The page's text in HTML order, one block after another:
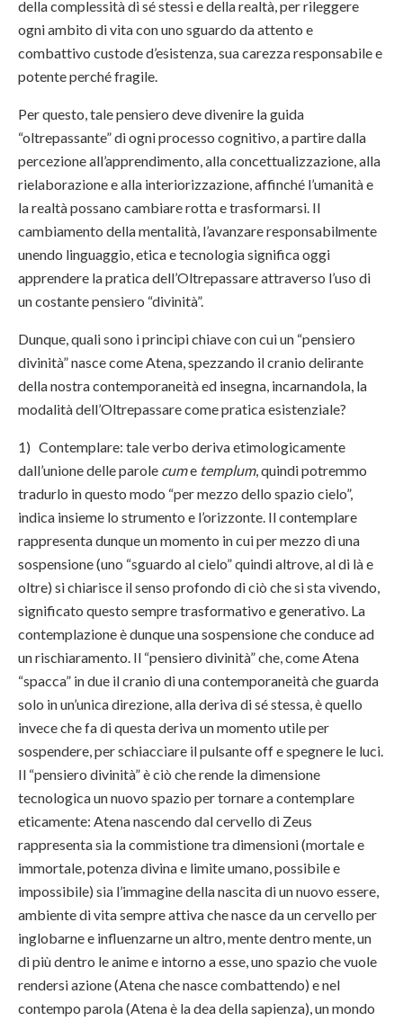
della complessità di sé stessi e della realtà, per rileggere
ogni ambito di vita con uno sguardo da attento e
combattivo custode d’esistenza, sua carezza responsabile e
potente perché fragile.
Per questo, tale pensiero deve divenire la guida
“oltrepassante” di ogni processo cognitivo, a partire dalla
percezione all’apprendimento, alla concettualizzazione, alla
rielaborazione e alla interiorizzazione, affinché l’umanità e
la realtà possano cambiare rotta e trasformarsi. Il
cambiamento della mentalità, l’avanzare responsabilmente
unendo linguaggio, etica e tecnologia significa oggi
apprendere la pratica dell’Oltrepassare attraverso l’uso di
un costante pensiero “divinità”.
Dunque, quali sono i principi chiave con cui un “pensiero
divinità” nasce come Atena, spezzando il cranio delirante
della nostra contemporaneità ed insegna, incarnandola, la
modalità dell’Oltrepassare come pratica esistenziale?
1) Contemplare: tale verbo deriva etimologicamente
dall’unione delle parole cume templum, quindi potremmo
tradurlo in questo modo “per mezzo dello spazio cielo”,
indica insieme lo strumento e l’orizzonte. Il contemplare
rappresenta dunque un momento in cui per mezzo di una
sospensione (uno “sguardo al cielo” quindi altrove, al di là e
oltre) si chiarisce il senso profondo di ciò che si sta vivendo,
significato questo sempre trasformativo e generativo. La
contemplazione è dunque una sospensione che conduce ad
un rischiaramento. Il “pensiero divinità” che, come Atena
“spacca” in due il cranio di una contemporaneità che guarda
solo in un’unica direzione, alla deriva di sé stessa, è quello
invece che fa di questa deriva un momento utile per
sospendere, per schiacciare il pulsante off e spegnere le luci.
Il “pensiero divinità” è ciò che rende la dimensione
tecnologica un nuovo spazio per tornare a contemplare
eticamente: Atena nascendo dal cervello di Zeus
rappresenta sia la commistione tra dimensioni (mortale e
immortale, potenza divina e limite umano, possibile e
impossibile) sia l’immagine della nascita di un nuovo essere,
ambiente di vita sempre attiva che nasce da un cervello per
inglobarne e influenzarne un altro, mente dentro mente, un
di più dentro le anime e intorno a esse, uno spazio che vuole
rendersi azione (Atena che nasce combattendo) e nel
contempo parola (Atena è la dea della sapienza), un mondo